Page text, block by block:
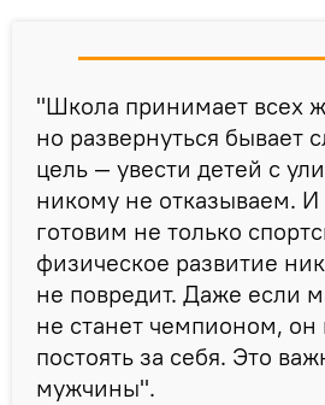
"Школа принимает всех
но развернуться бывает
цель — увести детей с
никому не отказываем.
готовим не только
физическое развитие
не повредит. Даже если
не станет чемпионом, он
постоять за себя. Это
мужчины".